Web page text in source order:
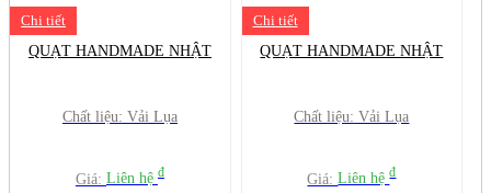
Chi tiết
QUẠT HANDMADE NHẬT
Chất liệu: Vải Lụa
Giá: Liên hệ đ
Chi tiết
QUẠT HANDMADE NHẬT
Chất liệu: Vải Lụa
Giá:Liên hệđ